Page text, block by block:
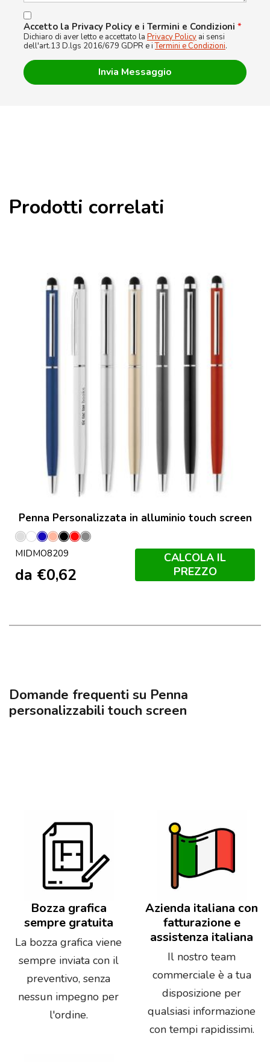
Accetto la Privacy Policy e i Termini e Condizioni *
Dichiaro di aver letto e accettato la Privacy Policy ai sensi
dell'art.13 D.lgs 2016/679 GDPR e iTermini e Condizioni.
Prodotti correlati
Penna Personalizzata in alluminio touch screen
Argento
Opaco
Bianco
BluChampagne
Nero
RossoTitanio
MIDMO8209
da €0,62
CALCOLA IL
PREZZO
Domande frequenti su Penna
personalizzabili touch screen
Bozza grafica
sempre gratuita
La bozza grafica viene
sempre inviata con il
preventivo, senza
nessun impegno per
l'ordine.
Azienda italiana con
fatturazione e
assistenza italiana
Il nostro team
commerciale è a tua
disposizione per
qualsiasi informazione
con tempi rapidissimi.